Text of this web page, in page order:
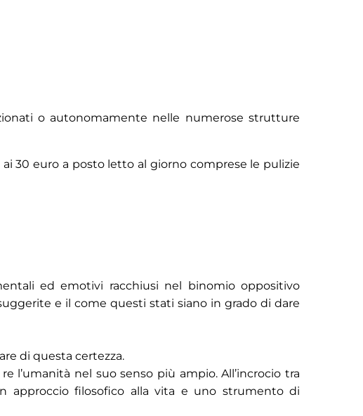
o autonomamente nelle numerose strutture
30 euro a posto letto al giorno comprese le pulizie
ed emotivi racchiusi nel binomio oppositivo
e il come questi stati siano in grado di dare
di questa certezza.
l’umanità nel suo senso più ampio. All’incrocio tra
approccio filosofico alla vita e uno strumento di